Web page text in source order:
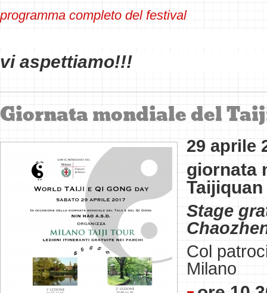
programma completo del festival
vi aspettiamo!!!
Giornata mondiale del
29 aprile
giornata
Taijiquan
Stage
Col
Milano